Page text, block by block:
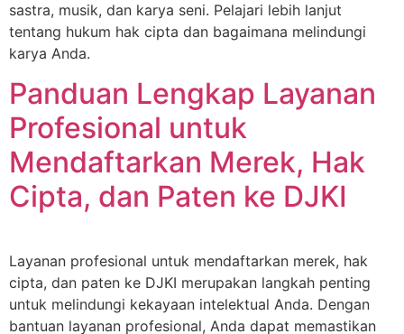
sastra, musik, dan karya seni. Pelajari lebih lanjut
tentang hukum hak cipta dan bagaimana melindungi
karya Anda.
Panduan Lengkap Layanan
Profesional untuk
Mendaftarkan Merek, Hak
Cipta, dan Paten ke DJKI
Layanan profesional untuk mendaftarkan merek, hak
cipta, dan paten ke DJKI merupakan langkah penting
untuk melindungi kekayaan intelektual Anda. Dengan
bantuan layanan profesional, Anda dapat memastikan